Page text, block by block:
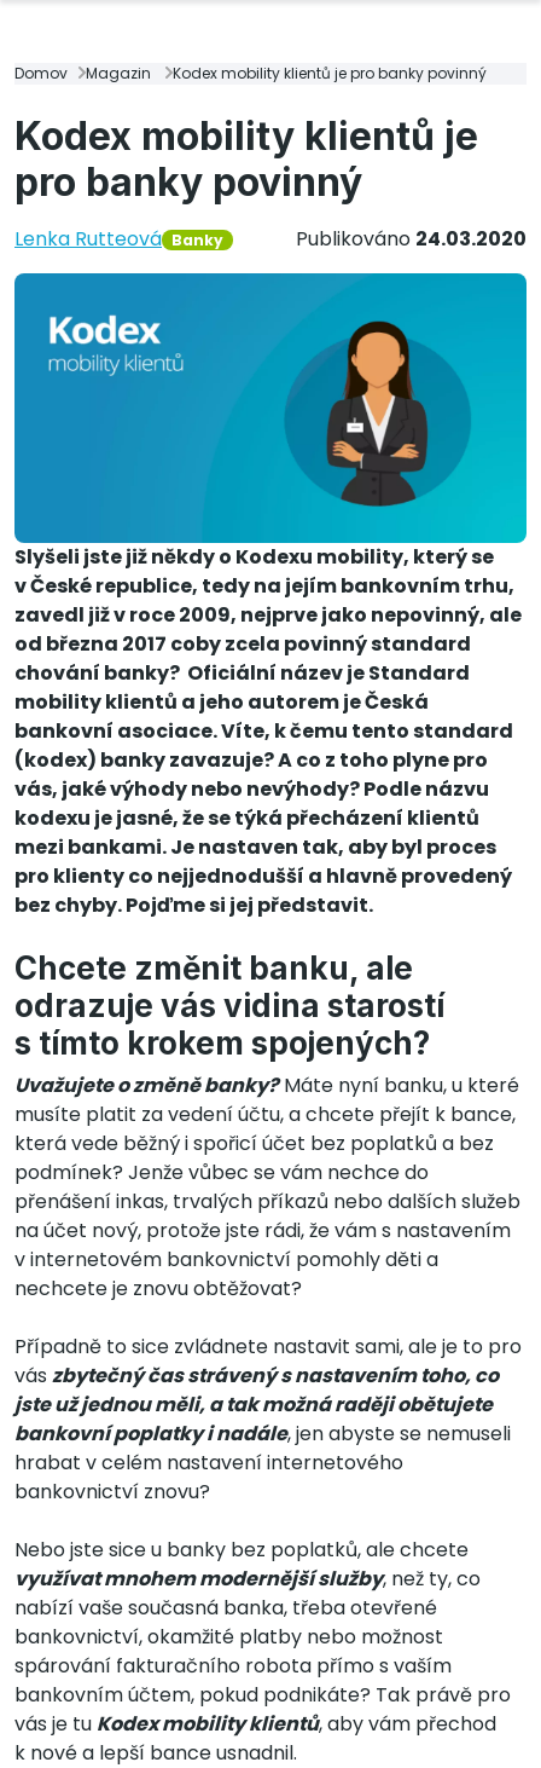
Domov Magazin Kodex mobility klientů je pro banky povinný
Kodex mobility klientů je
pro banky povinný
Lenka Rutteová Banky Publikováno 24.03.2020
Slyšeli jste již někdy o Kodexu mobility, který se
v České republice, tedy na jejím bankovním trhu,
zavedl již v roce 2009, nejprve jako nepovinný, ale
od března 2017 coby zcela povinný standard
chování banky? Oficiální název je Standard
mobility klientů a jeho autorem je Česká
bankovní asociace. Víte, k čemu tento standard
(kodex) banky zavazuje? A co z toho plyne pro
vás, jaké výhody nebo nevýhody? Podle názvu
kodexu je jasné, že se týká přecházení klientů
mezi bankami. Je nastaven tak, aby byl proces
pro klienty co nejjednodušší a hlavně provedený
bez chyby. Pojďme si jej představit.
Chcete změnit banku, ale
odrazuje vás vidina starostí
s tímto krokem spojených?
Uvažujete o změně banky?Máte nyní banku, u které
musíte platit za vedení účtu, a chcete přejít k bance,
která vede běžný i spořicí účet bez poplatků a bez
podmínek? Jenže vůbec se vám nechce do
přenášení inkas, trvalých příkazů nebo dalších služeb
na účet nový, protože jste rádi, že vám s nastavením
v internetovém bankovnictví pomohly děti a
nechcete je znovu obtěžovat?
Případně to sice zvládnete nastavit sami, ale je to pro
vás zbytečný čas strávený s nastavením toho, co
jste už jednou měli, a tak možná raději obětujete
bankovní poplatky i nadále, jen abyste se nemuseli
hrabat v celém nastavení internetového
bankovnictví znovu?
Nebo jste sice u banky bez poplatků, ale chcete
využívat mnohem modernější služby, než ty, co
nabízí vaše současná banka, třeba otevřené
bankovnictví, okamžité platby nebo možnost
spárování fakturačního robota přímo s vaším
bankovním účtem, pokud podnikáte? Tak právě pro
vás je tu Kodex mobility klientů, aby vám přechod
k nové a lepší bance usnadnil.